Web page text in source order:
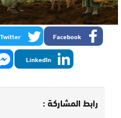
Facebook
Twitter
LinkedIn
رابط المشاركة :